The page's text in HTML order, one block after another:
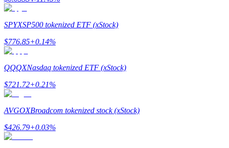
Informacja
Analiza Big Data, w tym informacje handlowe itp.
SPYXSP500 tokenized ETF (xStock)
$776.85+0.14%
QQQXNasdaq tokenized ETF (xStock)
$721.72+0.21%
AVGOXBroadcom tokenized stock (xStock)
$426.79+0.03%